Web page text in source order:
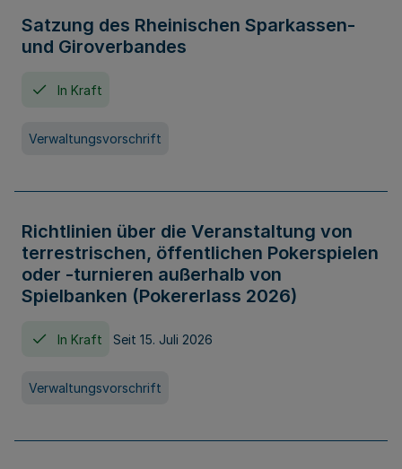
Satzung des Rheinischen Sparkassen-
und Giroverbandes
In Kraft
Verwaltungsvorschrift
Richtlinien über die Veranstaltung von
terrestrischen, öffentlichen Pokerspielen
oder -turnieren außerhalb von
Spielbanken (Pokererlass 2026)
In Kraft Seit 15. Juli 2026
Verwaltungsvorschrift